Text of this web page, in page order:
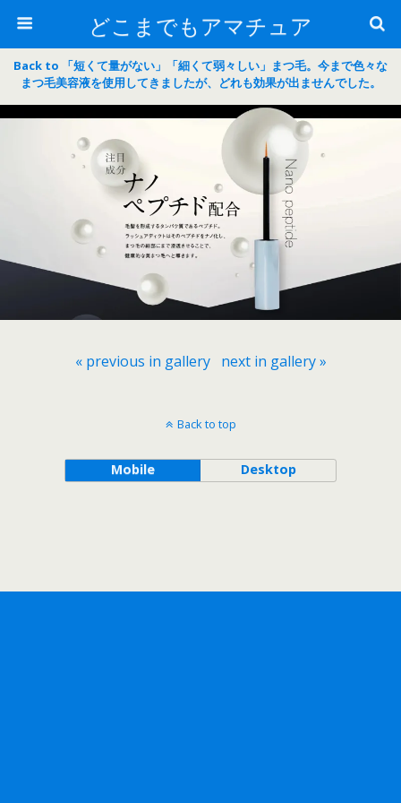
どこまでもアマチュア
Back to 「短くて量がない」「細くて弱々しい」まつ毛。今まで色々な
まつ毛美容液を使用してきましたが、どれも効果が出ませんでした。
« previous in gallery next in gallery »
Back to top
Mobile Desktop